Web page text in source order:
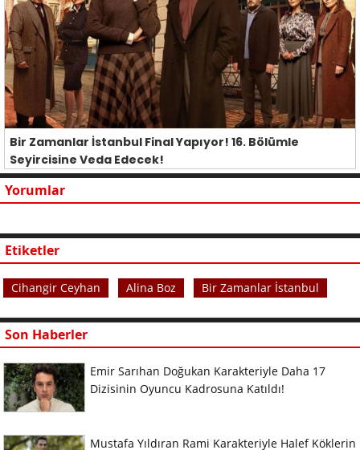
Bir Zamanlar İstanbul Final Yapıyor! 16. Bölümle
Seyircisine Veda Edecek!
Yorumlar
Etiketler
Cihangir Ceyhan Alina Boz Bir Zamanlar İstanbul
Son Haberler
Emir Sarıhan Doğukan Karakteriyle Daha 17
Dizisinin Oyuncu Kadrosuna Katıldı!
Mustafa Yıldıran Rami Karakteriyle Halef Köklerin